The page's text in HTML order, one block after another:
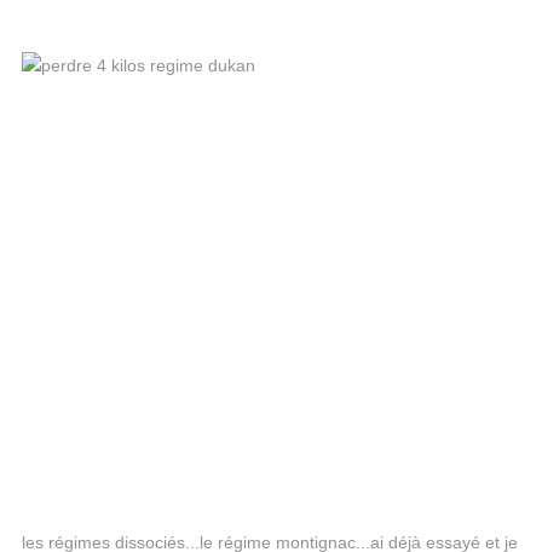
les régimes dissociés...le régime montignac...ai déjà essayé et je